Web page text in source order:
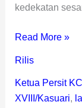
kedekatan
Read More »
Rilis
Ketua Persit
XVIII/Kasuari,